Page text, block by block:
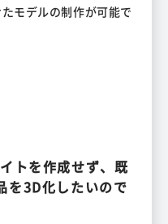
モデルの制作が可能で
トを作成せず、既
を3D化したいので